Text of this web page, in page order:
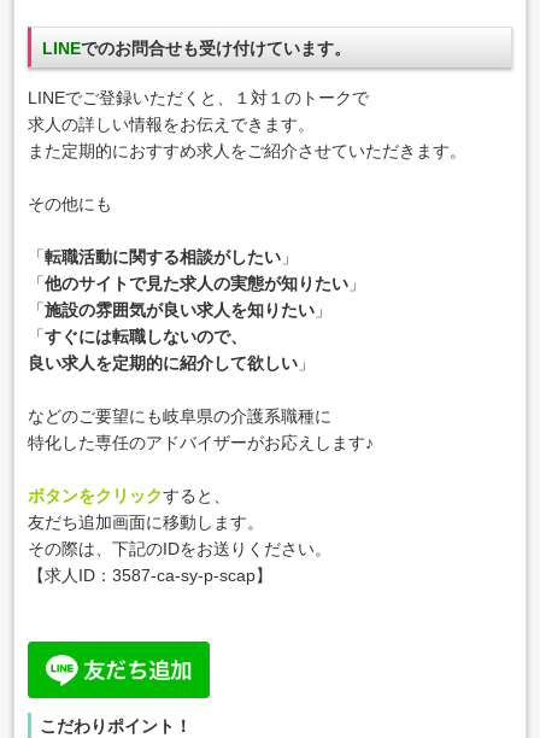
LINEでのお問合せも受け付けています。
LINEでご登録いただくと、１対１のトークで
求人の詳しい情報をお伝えできます。
また定期的におすすめ求人をご紹介させていただきます。
その他にも
「転職活動に関する相談がしたい 」
「他のサイトで見た求人の実態が知りたい 」
「施設の雰囲気が良い求人を知りたい 」
「すぐには転職しないので、
良い求人を定期的に紹介して欲しい 」
などのご要望にも岐阜県の介護系職種に
特化した専任のアドバイザーがお応えします♪
ボタンをクリックすると、
友だち追加画面に移動します。
その際は、下記のIDをお送りください。
【求人ID：3587-ca-sy-p-scap】
こだわりポイント！